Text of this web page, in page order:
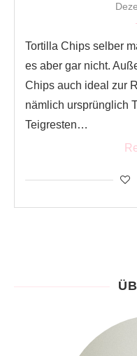
Tortilla Chips selber
es aber gar nicht.
Chips auch ideal zur
nämlich ursprünglich
Teigresten…